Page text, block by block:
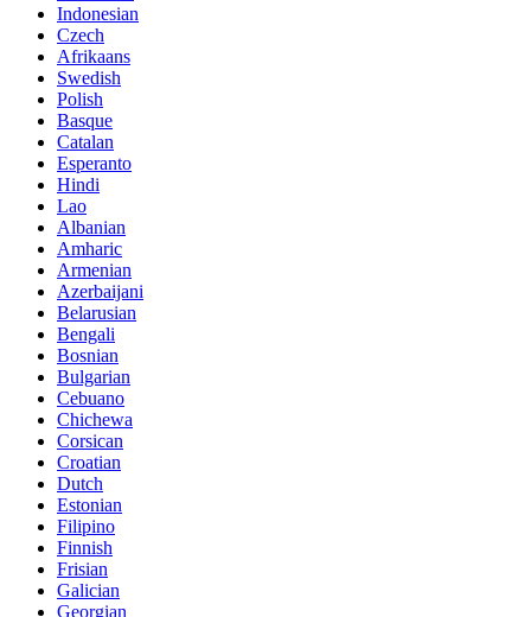
Indonesian
Czech
Afrikaans
Swedish
Polish
Basque
Catalan
Esperanto
Hindi
Lao
Albanian
Amharic
Armenian
Azerbaijani
Belarusian
Bengali
Bosnian
Bulgarian
Cebuano
Chichewa
Corsican
Croatian
Dutch
Estonian
Filipino
Finnish
Frisian
Galician
Georgian